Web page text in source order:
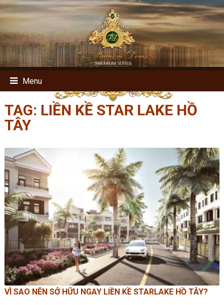
Menu
TAG: LIỀN KỀ STAR LAKE HỒ
TÂY
VÌ SAO NÊN SỞ HỮU NGAY LIỀN KỀ STARLAKE HỒ TÂY?